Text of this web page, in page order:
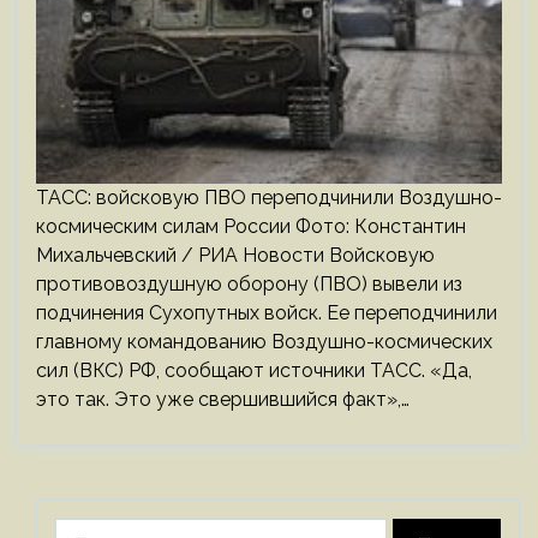
ТАСС: войсковую ПВО переподчинили Воздушно-
космическим силам России Фото: Константин
Михальчевский / РИА Новости Войсковую
противовоздушную оборону (ПВО) вывели из
подчинения Сухопутных войск. Ее переподчинили
главному командованию Воздушно-космических
сил (ВКС) РФ, сообщают источники ТАСС. «Да,
это так. Это уже свершившийся факт»,…